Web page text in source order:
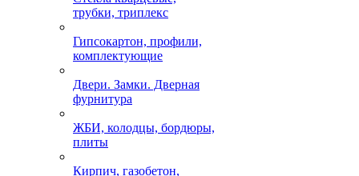
трубки, триплекс
Гипсокартон, профили,
комплектующие
Двери. Замки. Дверная
фурнитура
ЖБИ, колодцы, бордюры,
плиты
Кирпич, газобетон,